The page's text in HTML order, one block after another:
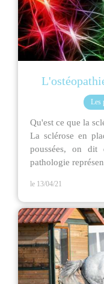
Les
Qu'est ce que la
La sclérose en
poussées, on dit
pathologie
le 13/04/21